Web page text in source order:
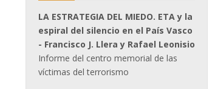
LA ESTRATEGIA DEL MIEDO. ETA y la
espiral del silencio en el País Vasco
- Francisco J. Llera y Rafael Leonisio
Informe del centro memorial de las
víctimas del terrorismo